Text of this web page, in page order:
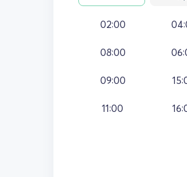
02:00
08:00
09:00
11:00